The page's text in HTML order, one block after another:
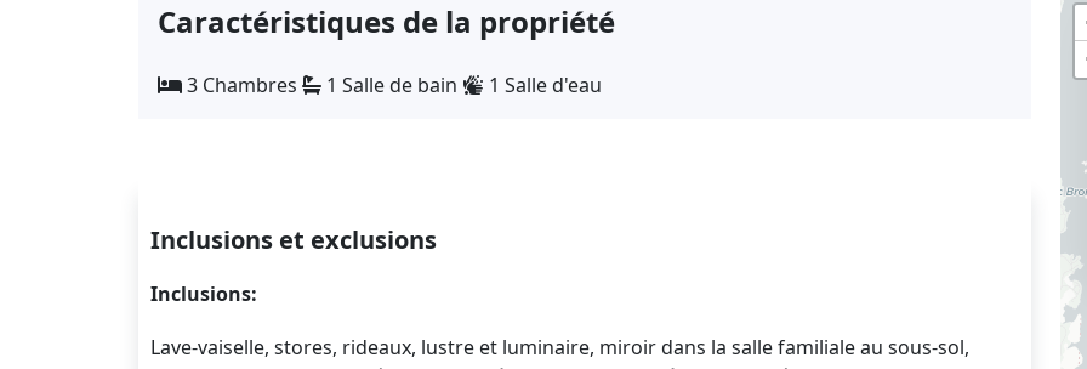
Caractéristiques de la propriété
3 Chambres 1 Salle de bain 1 Salle d'eau
Inclusions et exclusions
Inclusions:
Lave-vaiselle, stores, rideaux, lustre et luminaire, miroir dans la salle familiale au sous-sol,